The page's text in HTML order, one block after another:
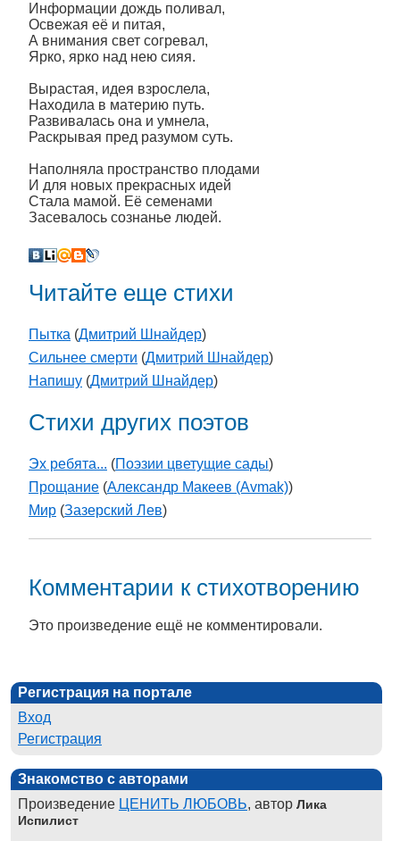
Информации дождь поливал,
Освежая её и питая,
А внимания свет согревал,
Ярко, ярко над нею сияя.
Вырастая, идея взрослела,
Находила в материю путь.
Развивалась она и умнела,
Раскрывая пред разумом суть.
Наполняла пространство плодами
И для новых прекрасных идей
Стала мамой. Её семенами
Засевалось сознанье людей.
Читайте еще стихи
Пытка (Дмитрий Шнайдер)
Сильнее смерти (Дмитрий Шнайдер)
Напишу (Дмитрий Шнайдер)
Стихи других поэтов
Эх ребята... (Поэзии цветущие сады)
Прощание (Александр Макеев (Avmak))
Мир (Зазерский Лев)
Комментарии к стихотворению
Это произведение ещё не комментировали.
Регистрация на портале
Вход
Регистрация
Знакомство с авторами
Произведение ЦЕНИТЬ ЛЮБОВЬ, автор Лика
Испилист